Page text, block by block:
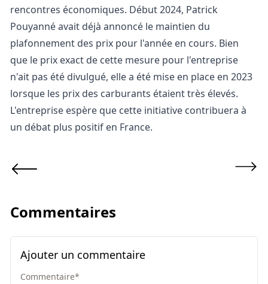
rencontres économiques. Début 2024, Patrick
Pouyanné avait déjà annoncé le maintien du
plafonnement des prix pour l'année en cours. Bien
que le prix exact de cette mesure pour l'entreprise
n'ait pas été divulgué, elle a été mise en place en 2023
lorsque les prix des carburants étaient très élevés.
L'entreprise espère que cette initiative contribuera à
un débat plus positif en France.
Commentaires
Ajouter un commentaire
Commentaire*